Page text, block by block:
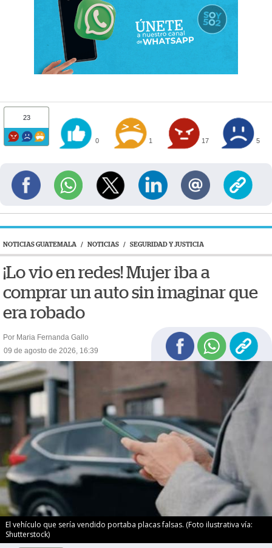
23
0 1 17 5
NOTICIAS GUATEMALA / NOTICIAS / SEGURIDAD Y JUSTICIA
¡Lo vio en redes! Mujer iba a
comprar un auto sin imaginar que
era robado
Por Maria Fernanda Gallo
09 de agosto de 2026, 16:39
El vehículo que sería vendido portaba placas falsas. (Foto ilustrativa vía:
Shutterstock)